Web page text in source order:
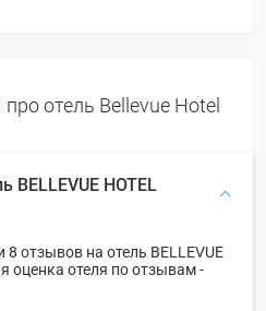
отель Bellevue Hotel
BELLEVUE HOTEL
отзывов на отель BELLEVUE
оценка отеля по отзывам -